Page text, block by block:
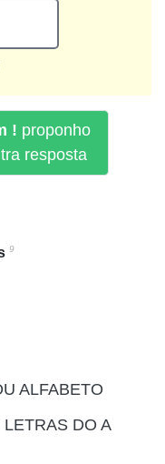
! proponho
resposta
9
ALFABETO
DO A